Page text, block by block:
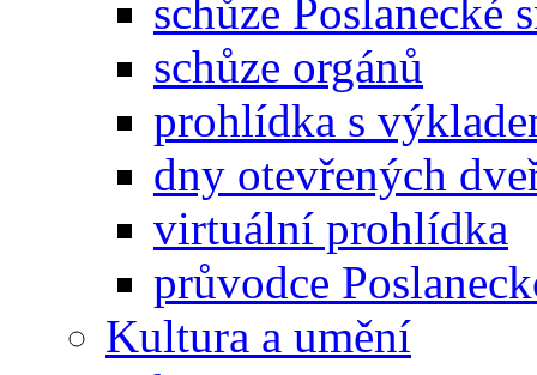
schůze Poslanecké
schůze orgánů
prohlídka s
dny otevřených
virtuální prohlídka
průvodce
Kultura a umění